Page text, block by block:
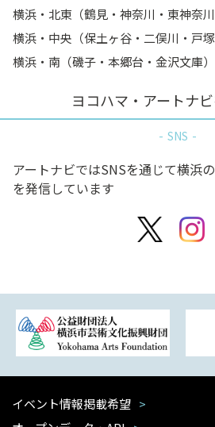
横浜・北東（鶴見・神奈川・東神奈川
横浜・中央（保土ヶ谷・二俣川・戸塚
横浜・南（磯子・本郷台・金沢文庫）
ヨコハマ・アートナ
SNS
アートナビではSNSを通じて横浜
を発信しています
イベント情報掲載希望